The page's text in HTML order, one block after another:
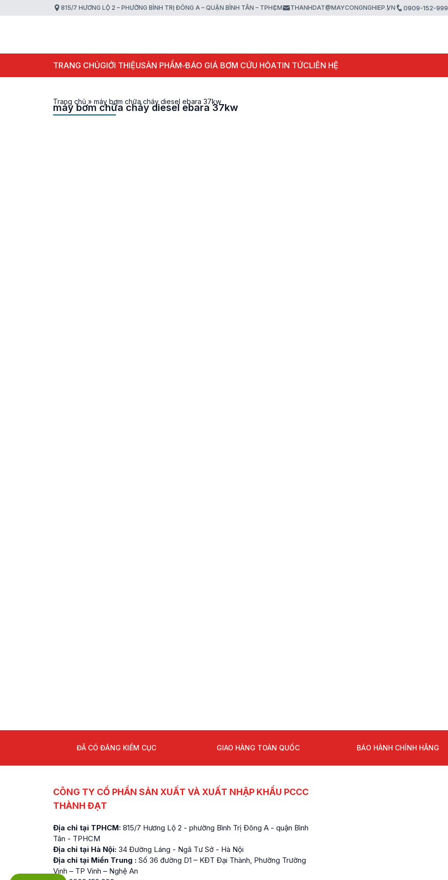
815/7 HƯƠNG LỘ 2 – PHƯỜNG BÌNH TRỊ ĐÔNG A – QUẬN BÌNH TÂN – TPHCM THANHDAT@MAYCONGNGHIEP.VN 0909-152-999
TRANG CHỦGIỚI THIỆUSẢN PHẨM BÁO GIÁ BƠM CỨU HỎATIN TỨCLIÊN HỆ
Trang chủ » máy bơm chữa cháy diesel ebara 37kw
máy bơm chữa cháy diesel ebara 37kw
ĐÃ CÓ ĐĂNG KIỂM CỤC GIAO HÀNG TOÀN QUỐC BẢO HÀNH CHÍNH HÃNG
CÔNG TY CỔ PHẦN SẢN XUẤT VÀ XUẤT NHẬP KHẨU PCCC
THÀNH ĐẠT
Địa chỉ tại TPHCM: 815/7 Hương Lộ 2 - phường Bình Trị Đông A - quận Bình
Tân - TPHCM
Địa chỉ tại Hà Nội: 34 Đường Láng - Ngã Tư Sở - Hà Nội
Địa chỉ tại Miền Trung : Số 36 đường D1 – KĐT Đại Thành, Phường Trường
Vinh – TP Vinh – Nghệ An